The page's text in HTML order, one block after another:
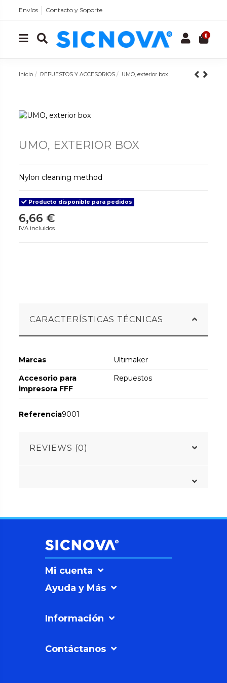
Envíos Contacto y Soporte
0
Inicio REPUESTOS Y ACCESORIOS UMO, exterior box
UMO, EXTERIOR BOX
Nylon cleaning method
Producto disponible para pedidos
6,66 €
IVA incluidos
CARACTERÍSTICAS TÉCNICAS
Marcas
Ultimaker
Accesorio para
impresora FFF
Repuestos
Referencia9001
REVIEWS (0)
Mi cuenta
Ayuda y Más
Información
Contáctanos